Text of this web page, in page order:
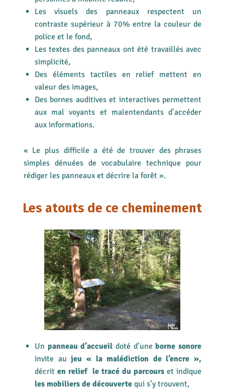
Les visuels des panneaux respectent un
contraste supérieur à 70% entre la couleur de
police et le fond,
Les textes des panneaux ont été travaillés avec
simplicité,
Des éléments tactiles en relief mettent en
valeur des images,
Des bornes auditives et interactives permettent
aux mal voyants et malentendants d’accéder
aux informations.
« Le plus difficile a été de trouver des phrases
simples dénuées de vocabulaire technique pour
rédiger les panneaux et décrire la forêt ».
Les atouts de ce cheminement
Un panneau d’accueil doté d’une borne sonore
invite aujeu « la malédiction de l’encre »,
décrit en relief le tracé du parcours et indique
les mobiliers de découvertequi s’y trouvent,